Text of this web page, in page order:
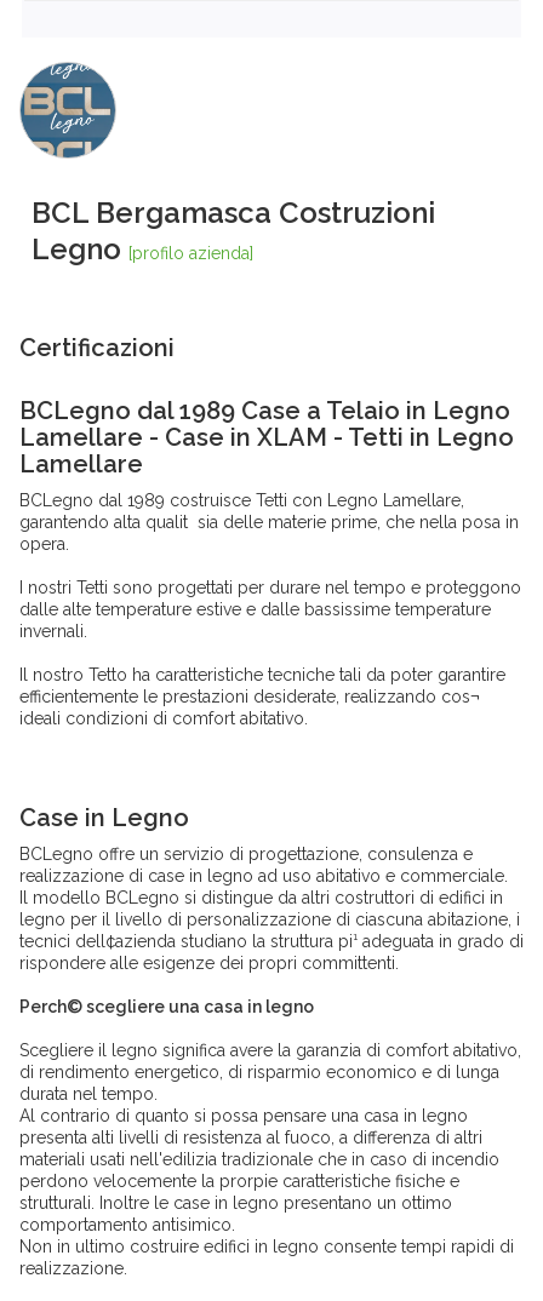
BCL Bergamasca Costruzioni
Legno [profilo azienda]
Certificazioni
BCLegno dal 1989 Case a Telaio in Legno
Lamellare - Case in XLAM - Tetti in Legno
Lamellare
BCLegno dal 1989 costruisce Tetti con Legno Lamellare,
garantendo alta qualit sia delle materie prime, che nella posa in
opera.
I nostri Tetti sono progettati per durare nel tempo e proteggono
dalle alte temperature estive e dalle bassissime temperature
invernali.
Il nostro Tetto ha caratteristiche tecniche tali da poter garantire
efficientemente le prestazioni desiderate, realizzando cos¬
ideali condizioni di comfort abitativo.
Case in Legno
BCLegno offre un servizio di progettazione, consulenza e
realizzazione di case in legno ad uso abitativo e commerciale.
Il modello BCLegno si distingue da altri costruttori di edifici in
legno per il livello di personalizzazione di ciascuna abitazione, i
tecnici dell¢azienda studiano la struttura pi¹ adeguata in grado di
rispondere alle esigenze dei propri committenti.
Perch© scegliere una casa in legno
Scegliere il legno significa avere la garanzia di comfort abitativo,
di rendimento energetico, di risparmio economico e di lunga
durata nel tempo.
Al contrario di quanto si possa pensare una casa in legno
presenta alti livelli di resistenza al fuoco, a differenza di altri
materiali usati nell'edilizia tradizionale che in caso di incendio
perdono velocemente la prorpie caratteristiche fisiche e
strutturali. Inoltre le case in legno presentano un ottimo
comportamento antisimico.
Non in ultimo costruire edifici in legno consente tempi rapidi di
realizzazione.